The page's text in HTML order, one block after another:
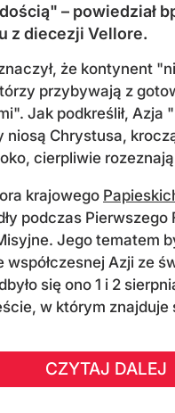
– powiedział
z diecezji Vellore.
że kontynent
przybywają z
Jak podkreślił, Azja
niosą Chrystusa,
cierpliwie
krajowego
podczas
Jego tematem
współczesnej Azji ze
się ono 1 i 2
w którym znajduje
CZYTAJ DALEJ